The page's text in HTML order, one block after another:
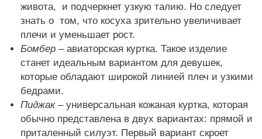
живота, и подчеркнет узкую талию. Но следует
знать о том, что косуха зрительно увеличивает
плечи и уменьшает рост.
Бомбер – авиаторская куртка. Такое изделие
станет идеальным вариантом для девушек,
которые обладают широкой линией плеч и узкими
бедрами.
Пиджак– универсальная кожаная куртка, которая
обычно представлена в двух вариантах: прямой и
приталенный силуэт. Первый вариант скроет